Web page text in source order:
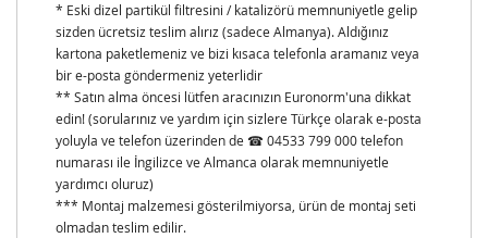
* Eski dizel partikül filtresini / katalizörü memnuniyetle gelip
sizden ücretsiz teslim alırız (sadece Almanya). Aldığınız
kartona paketlemeniz ve bizi kısaca telefonla aramanız veya
bir e-posta göndermeniz yeterlidir
** Satın alma öncesi lütfen aracınızın Euronorm'una dikkat
edin! (sorularınız ve yardım için sizlere Türkçe olarak e-posta
yoluyla ve telefon üzerinden de ☎ 04533 799 000 telefon
numarası ile İngilizce ve Almanca olarak memnuniyetle
yardımcı oluruz)
*** Montaj malzemesi gösterilmiyorsa, ürün de montaj seti
olmadan teslim edilir.